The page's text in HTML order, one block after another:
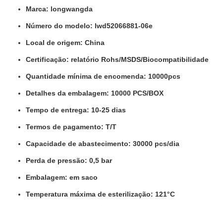
Marca: longwangda
Número do modelo: lwd52066881-06e
Local de origem: China
Certificação: relatório Rohs/MSDS/Biocompatibilidade
Quantidade mínima de encomenda: 10000pcs
Detalhes da embalagem: 10000 PCS/BOX
Tempo de entrega: 10-25 dias
Termos de pagamento: T/T
Capacidade de abastecimento: 30000 pcs/dia
Perda de pressão: 0,5 bar
Embalagem: em saco
Temperatura máxima de esterilização: 121°C